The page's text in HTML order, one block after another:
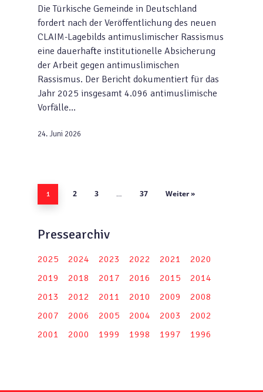
Die Türkische Gemeinde in Deutschland
fordert nach der Veröffentlichung des neuen
CLAIM-Lagebilds antimuslimischer Rassismus
eine dauerhafte institutionelle Absicherung
der Arbeit gegen antimuslimischen
Rassismus. Der Bericht dokumentiert für das
Jahr 2025 insgesamt 4.096 antimuslimische
Vorfälle…
24. Juni 2026
1 2 3 … 37 Weiter »
Pressearchiv
2025 2024 2023 2022 2021
2020
2019
2018 2017 2016 2015
2014
2013
2012 2011 2010 2009
2008
2007
2006 2005 2004 2003
2002
2001
2000 1999 1998 1997 1996